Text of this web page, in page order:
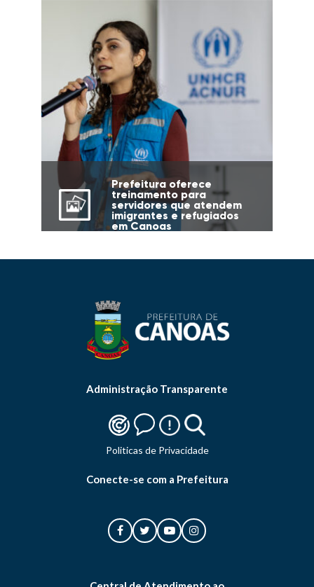
Prefeitura oferece
treinamento para
servidores que atendem
imigrantes e refugiados
em Canoas
Administração Transparente
Politicas de Privacidade
Conecte-se com a Prefeitura